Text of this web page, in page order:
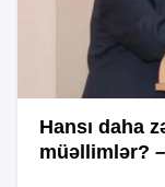
Hansı daha
müəllimlər?